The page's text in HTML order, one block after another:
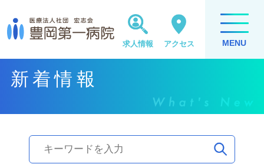
求人情報 アクセス MENU
新着情報